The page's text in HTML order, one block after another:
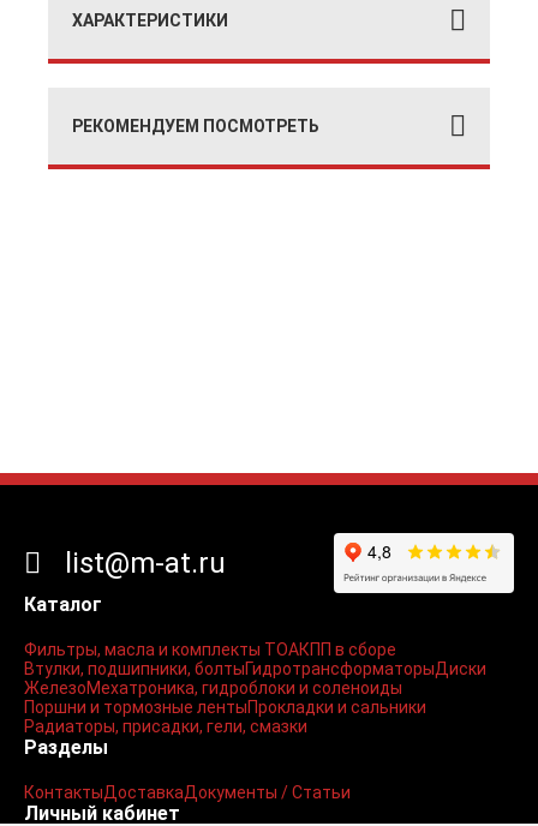
ХАРАКТЕРИСТИКИ
РЕКОМЕНДУЕМ ПОСМОТРЕТЬ
Каталог
Фильтры, масла и комплекты ТОАКПП в сборе
Втулки, подшипники, болтыГидротрансформаторыДиски
ЖелезоМехатроника, гидроблоки и соленоиды
Поршни и тормозные лентыПрокладки и сальники
Радиаторы, присадки, гели, смазки
Разделы
КонтактыДоставкаДокументы / Статьи
Личный кабинет
list@m-at.ru